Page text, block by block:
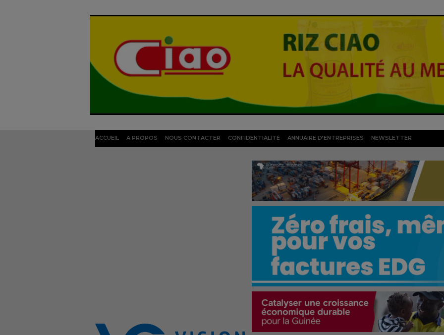
ACCUEIL A PROPOS NOUS CONTACTER CONFIDENTIALITÉ ANNUAIRE D’ENTREPRISES NEWSLETTER